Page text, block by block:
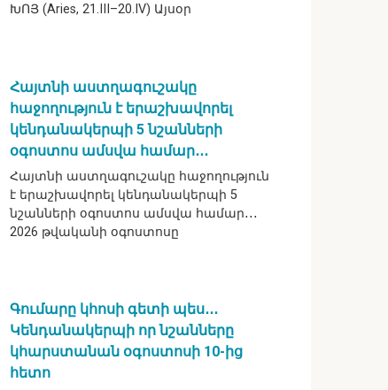
ԽՈՅ (Aries, 21.III–20.IV) Այսօր
Հայտնի աստղագուշակը
հաջողություն է երաշխավորել
կենդանակերպի 5 նշանների
օգոստոս ամսվա համար․․․
Հայտնի աստղագուշակը հաջողություն
է երաշխավորել կենդանակերպի 5
նշանների օգոստոս ամսվա համար․․․
2026 թվականի օգոստոսը
Գումարը կհոսի գետի պես․․․
Կենդանակերպի որ նշանները
կհարստանան օգոստոսի 10-ից
հետո